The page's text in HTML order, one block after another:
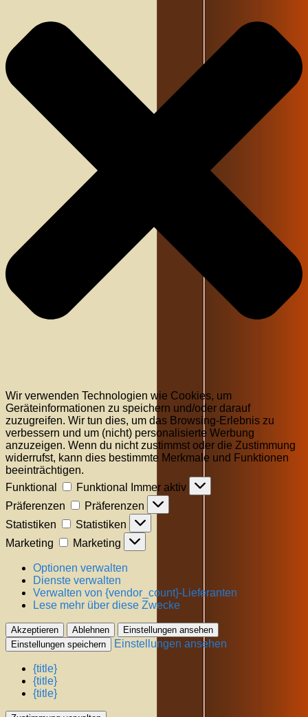
Wir verwenden Technologien wie Cookies, um
Geräteinformationen zu speichern und/oder darauf
zuzugreifen. Wir tun dies, um das Browsing-Erlebnis zu
verbessern und um (nicht) personalisierte Werbung
anzuzeigen. Wenn du nicht zustimmst oder die Zustimmung
widerrufst, kann dies bestimmte Merkmale und Funktionen
beeinträchtigen.
Funktional
Funktional
Immer aktiv
Präferenzen
Präferenzen
Statistiken
Statistiken
Marketing
Marketing
Optionen verwalten
Dienste verwalten
Verwalten von {vendor_count}-Lieferanten
Lese mehr über diese Zwecke
Akzeptieren Ablehnen
Einstellungen ansehen
Einstellungen speichern
Einstellungen ansehen
{title}
{title}
{title}